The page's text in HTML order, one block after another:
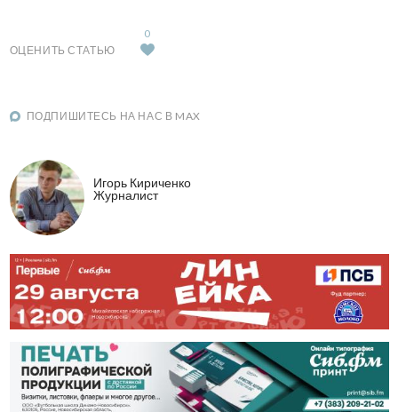
ОЦЕНИТЬ СТАТЬЮ
0
ПОДПИШИТЕСЬ НА НАС В MAX
Игорь Кириченко
Журналист